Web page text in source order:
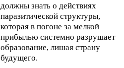
должны знать о действиях
паразитической структуры,
которая в погоне за мелкой
прибылью системно разрушает
образование, лишая страну
будущего.